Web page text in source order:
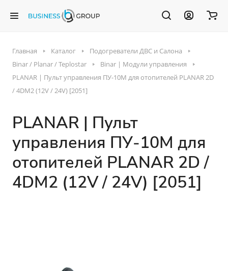
Главная Каталог
Подогреватели ДВС и Салона
Binar / Planar / Teplostar
Binar | Модули управления
PLANAR | Пульт управления ПУ-10М для отопителей PLANAR 2D
/ 4DM2 (12V / 24V) [2051]
PLANAR | Пульт
управления ПУ-10М для
отопителей PLANAR 2D /
4DM2 (12V / 24V) [2051]